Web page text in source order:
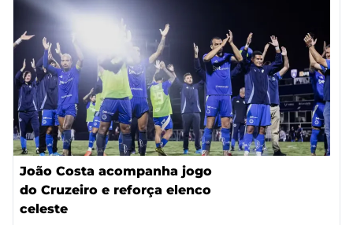
João Costa acompanha jogo
do Cruzeiro e reforça elenco
celeste